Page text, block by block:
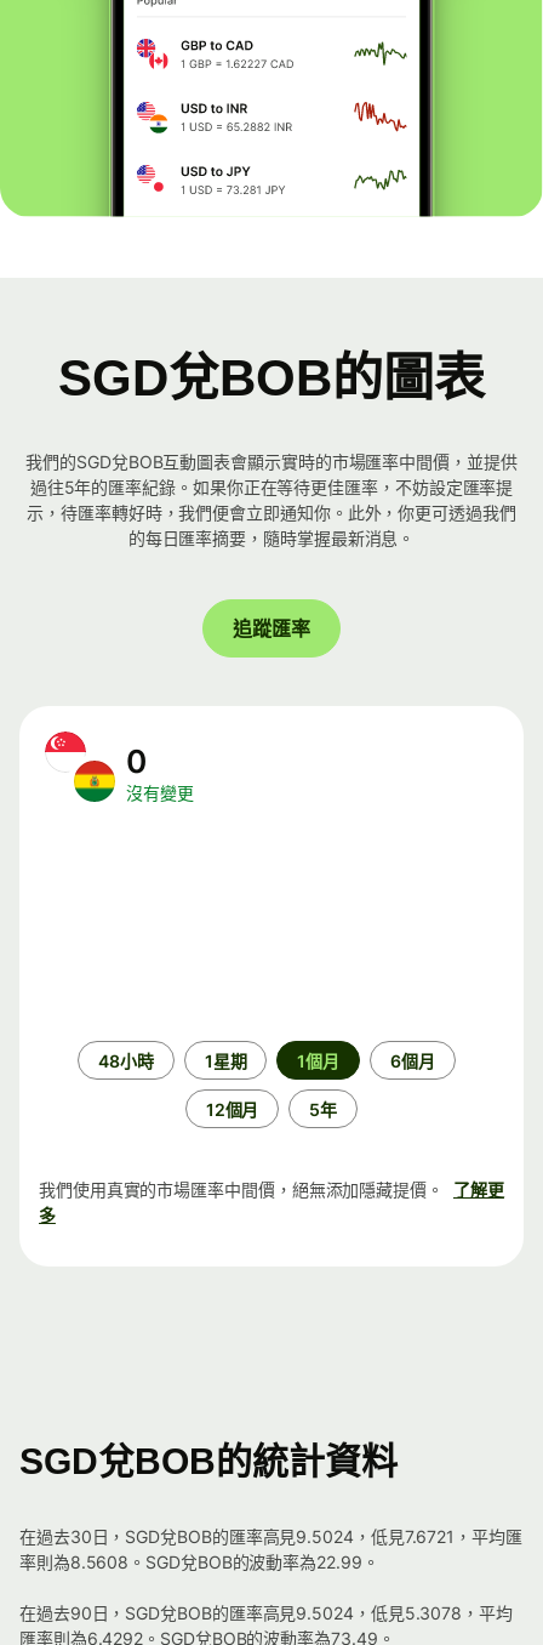
SGD兌BOB的圖表
我們的SGD兌BOB互動圖表會顯示實時的市場匯率中間價，並提供
過往5年的匯率紀錄。如果你正在等待更佳匯率，不妨設定匯率提
示，待匯率轉好時，我們便會立即通知你。此外，你更可透過我們
的每日匯率摘要，隨時掌握最新消息。
追蹤匯率
0
沒有變更
48小時 1星期 1個月 6個月
12個月 5年
我們使用真實的市場匯率中間價，絕無添加隱藏提價。
了解更
多
SGD兌BOB的統計資料
在過去30日，SGD兌BOB的匯率高見9.5024，低見7.6721，平均匯
率則為8.5608。SGD兌BOB的波動率為22.99。
在過去90日，SGD兌BOB的匯率高見9.5024，低見5.3078，平均
匯率則為6.4292。SGD兌BOB的波動率為73.49。